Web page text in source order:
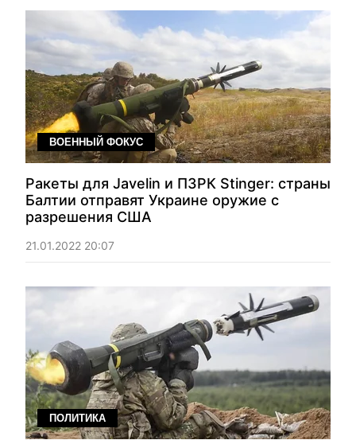
ВОЕННЫЙ ФОКУС
Ракеты для Javelin и ПЗРК Stinger: страны
Балтии отправят Украине оружие с
разрешения США
21.01.2022 20:07
ПОЛИТИКА